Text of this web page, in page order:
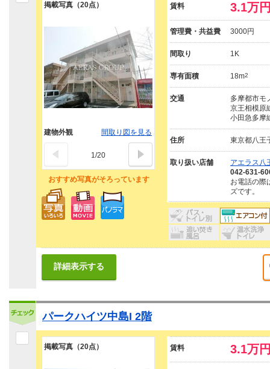
掲載写真（20点）
おすすめ写真がそろっています
建物外観 間取り図を見る
1/20
賃料 3.1万
管理費・共益費 3000円
間取り 1K
専有面積 18m2
交通
多摩都市モ
京王相模原
小田急多摩
住所 東京都八王
取り扱い店舗
アエラス八
042-631-
お電話の際
ズです。
詳細表示する
パークハイツ中島I 2階
掲載写真（20点） 賃料 3.1万